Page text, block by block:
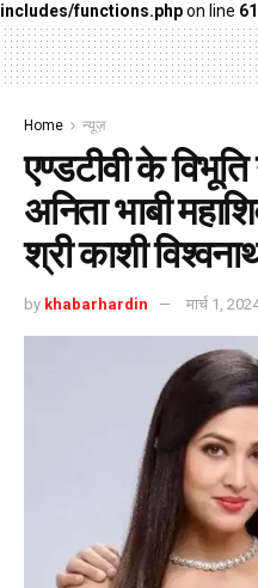
includes/functions.phpon line
Home न्यूज़
एण्डटीवी के
अनिता भाबी
श्री काशी
by khabarhardin मार्च 1,